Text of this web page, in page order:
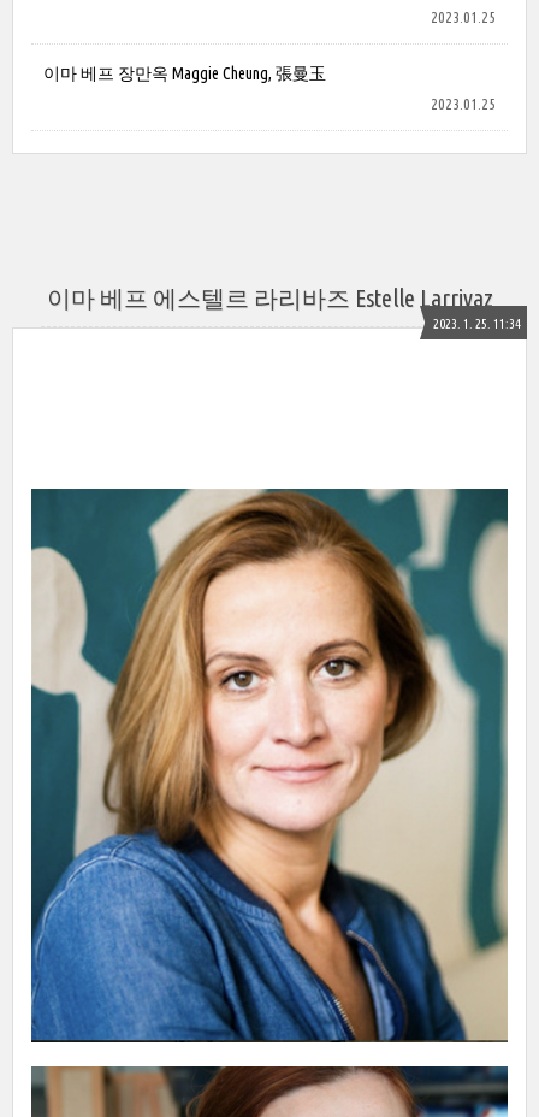
2023.01.25
이마 베프 장만옥 Maggie Cheung, 張曼玉
2023.01.25
이마 베프 에스텔르 라리바즈 Estelle Larrivaz
2023. 1. 25. 11:34